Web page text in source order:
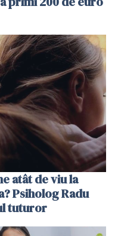
atât de viu la
Psiholog Radu
tuturor